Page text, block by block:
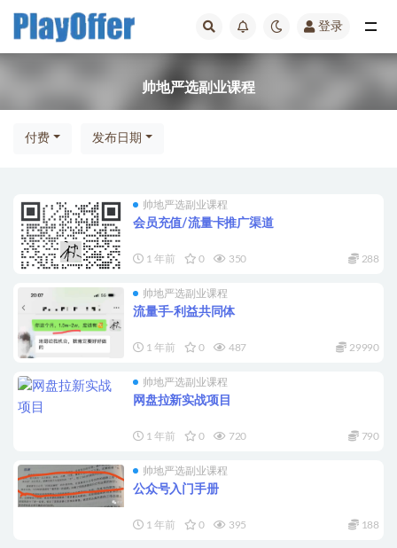
登录
帅地严选副业课程
付费 发布日期
帅地严选副业课程
会员充值/流量卡推广渠道
1 年前 0 350 288
帅地严选副业课程
流量手-利益共同体
1 年前 0 487 29990
帅地严选副业课程
网盘拉新实战项目
1 年前 0 720 790
帅地严选副业课程
公众号入门手册
1 年前 0 395 188